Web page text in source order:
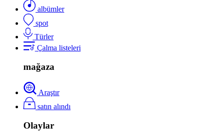
albümler
spot
Türler
Çalma listeleri
mağaza
Araştır
satın alındı
Olaylar